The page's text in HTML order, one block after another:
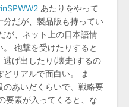
あたりをやって
だが、製品版も持ってい
が、ネット上の日本語情
砲撃を受けたりすると
げ出したり(壊走)するの
リアルで面白い。 ま
あいだくらいで、戦略要
要素が入ってくると、な